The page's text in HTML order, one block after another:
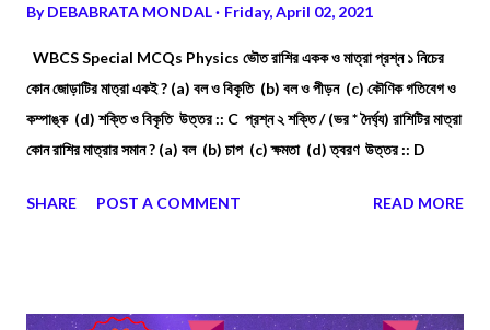
ByDEBABRATA MONDAL Friday, April 02, 2021
WBCS Special MCQs Physics ভৌত রাশির একক ও মাত্রা প্রশ্ন ১ নিচের
কোন জোড়াটির মাত্রা একই ? (a) বল ও বিকৃতি (b) বল ও পীড়ন (c) কৌণিক গতিবেগ ও
কম্পাঙ্ক (d) শক্তি ও বিকৃতি উত্তর :: C প্রশ্ন ২ শক্তি / (ভর * দৈর্ঘ্য) রাশিটির মাত্রা
কোন রাশির মাত্রার সমান ? (a) বল (b) চাপ (c) ক্ষমতা (d) ত্বরণ উত্তর :: D
SHARE POST A COMMENT READ MORE